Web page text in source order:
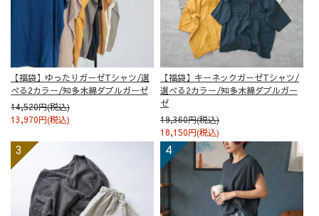
【福袋】ゆったりガーゼTシャツ/選
べる2カラー/知多木綿ダブルガーゼ
14,520円(税込)
13,970円(税込)
【福袋】キーネックガーゼTシャツ/
選べる2カラー/知多木綿ダブルガー
ゼ
19,360円(税込)
18,150円(税込)